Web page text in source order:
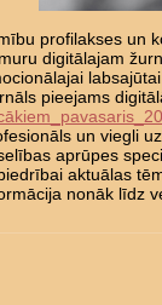
profilakses un
digitālajam
pieejams
un viegli
aprūpes
aktuālas
nonāk